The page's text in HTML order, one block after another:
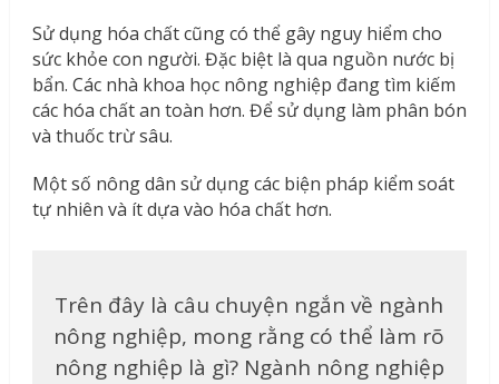
Sử dụng hóa chất cũng có thể gây nguy hiểm cho
sức khỏe con người. Đặc biệt là qua nguồn nước bị
bẩn. Các nhà khoa học nông nghiệp đang tìm kiếm
các hóa chất an toàn hơn. Để sử dụng làm phân bón
và thuốc trừ sâu.
Một số nông dân sử dụng các biện pháp kiểm soát
tự nhiên và ít dựa vào hóa chất hơn.
Trên đây là câu chuyện ngắn về ngành
nông nghiệp, mong rằng có thể làm rõ
nông nghiệp là gì? Ngành nông nghiệp